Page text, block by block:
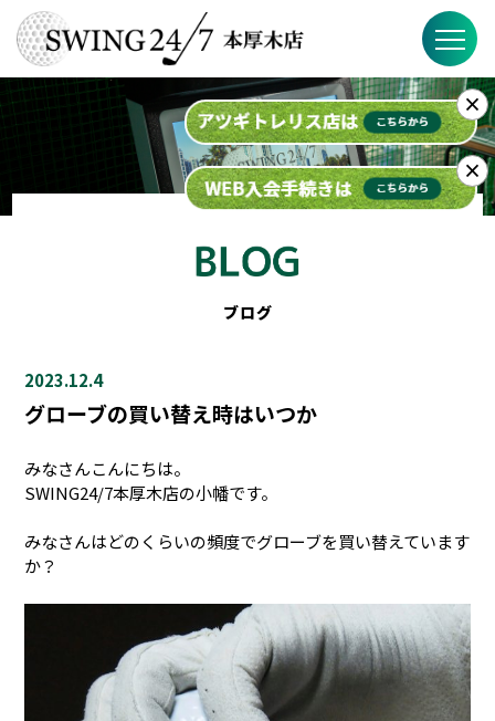
SWING24/7の特徴
料金
スケジュール
ブログ
2023.12.4
グローブの買い替え時はいつか
みなさんこんにちは。
SWING24/7本厚木店の小幡です。
みなさんはどのくらいの頻度でグローブを買い替えています
か？
×
×